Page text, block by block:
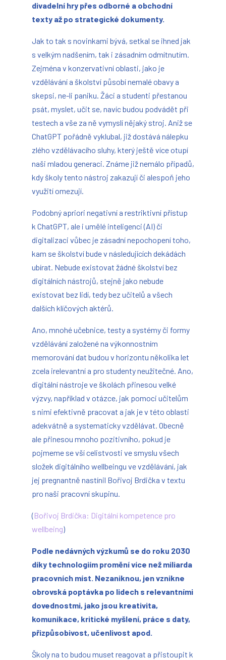
divadelní hry přes odborné a obchodní
texty až po strategické dokumenty.
Jak to tak s novinkami bývá, setkal se ihned jak
s velkým nadšením, tak i zásadním odmítnutím.
Zejména v konzervativní oblasti, jako je
vzdělávání a školství působí nemalé obavy a
skepsi, ne-li paniku. Žáci a studenti přestanou
psát, myslet, učit se, navíc budou podvádět při
testech a vše za ně vymyslí nějaký stroj. Aniž se
ChatGPT pořádně vyklubal, již dostává nálepku
zlého vzdělávacího sluhy, který ještě více otupí
naši mladou generaci. Známe již nemálo případů,
kdy školy tento nástroj zakazují či alespoň jeho
využití omezují.
Podobný apriori negativní a restriktivní přístup
k ChatGPT, ale i umělé inteligenci (AI) či
digitalizaci vůbec je zásadní nepochopení toho,
kam se školství bude v následujících dekádách
ubírat. Nebude existovat žádné školství bez
digitálních nástrojů, stejně jako nebude
existovat bez lidí, tedy bez učitelů a všech
dalších klíčových aktérů.
Ano, mnohé učebnice, testy a systémy či formy
vzdělávání založené na výkonnostním
memorování dat budou v horizontu několika let
zcela irelevantní a pro studenty neužitečné. Ano,
digitální nástroje ve školách přinesou velké
výzvy, například v otázce, jak pomoci učitelům
s nimi efektivně pracovat a jak je v této oblasti
adekvátně a systematicky vzdělávat. Obecně
ale přinesou mnoho pozitivního, pokud je
pojmeme se vší celistvosti ve smyslu všech
složek digitálního wellbeingu ve vzdělávání, jak
jej pregnantně nastínil Bořivoj Brdička v textu
pro naši pracovní skupinu.
(Bořivoj Brdička: Digitální kompetence pro
wellbeing)
Podle nedávných výzkumů se do roku 2030
díky technologiím promění více než miliarda
pracovních míst. Nezaniknou, jen vznikne
obrovská poptávka po lidech s relevantními
dovednostmi, jako jsou kreativita,
komunikace, kritické myšlení, práce s daty,
přizpůsobivost, učenlivost apod.
Školy na to budou muset reagovat a přistoupit k